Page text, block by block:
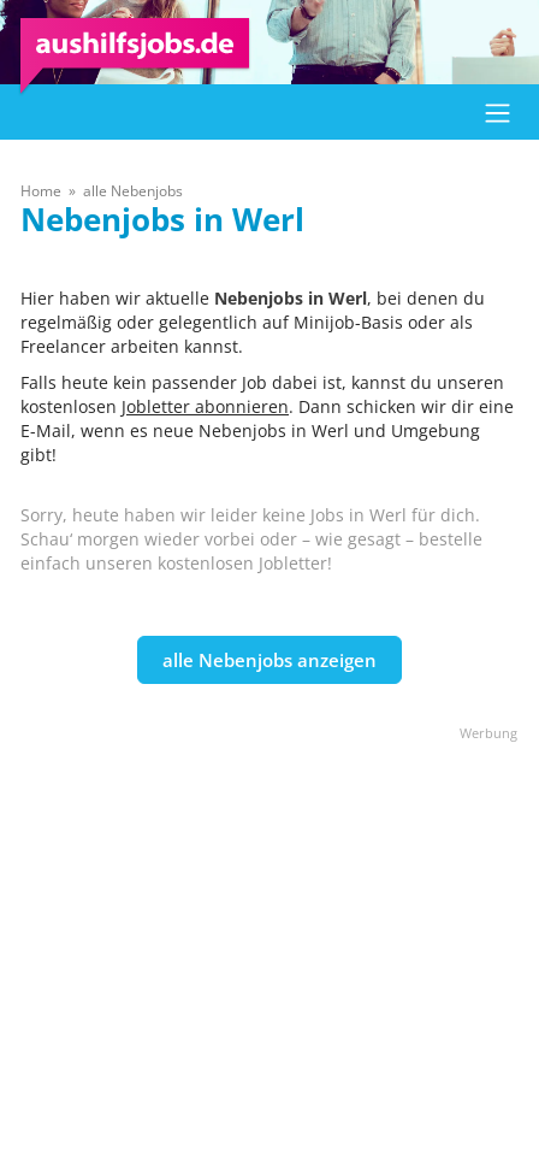
Home alle Nebenjobs
Werl
Hier haben wir aktuelle Nebenjobs in Werl, bei denen du
regelmäßig oder gelegentlich auf Minijob-Basis oder als
Freelancer arbeiten kannst.
Falls heute kein passender Job dabei ist, kannst du unseren
kostenlosen Jobletter abonnieren. Dann schicken wir dir eine
E-Mail, wenn es neue Nebenjobs in Werl und Umgebung
gibt!
Sorry, heute haben wir leider keine Jobs in Werl für dich.
Schau‘ morgen wieder vorbei oder – wie gesagt – bestelle
einfach unseren kostenlosen Jobletter!
alle Nebenjobs anzeigen